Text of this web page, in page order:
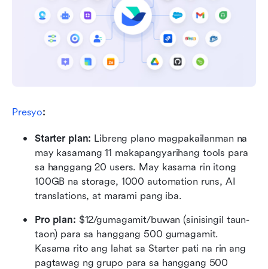
Presyo:
Starter plan: Libreng plano magpakailanman na
may kasamang 11 makapangyarihang tools para
sa hanggang 20 users. May kasama rin itong
100GB na storage, 1000 automation runs, AI
translations, at marami pang iba.
Pro plan: $12/gumagamit/buwan (sinisingil taun-
taon) para sa hanggang 500 gumagamit.
Kasama rito ang lahat sa Starter pati na rin ang
pagtawag ng grupo para sa hanggang 500